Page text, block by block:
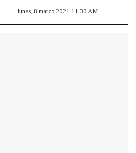
lunes, 8 marzo 2021 11:30 AM